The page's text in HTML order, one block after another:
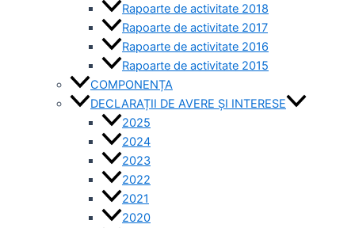
Rapoarte de activitate 2018
Rapoarte de activitate 2017
Rapoarte de activitate 2016
Rapoarte de activitate 2015
COMPONENȚA
DECLARAȚII DE AVERE ȘI INTERESE
2025
2024
2023
2022
2021
2020